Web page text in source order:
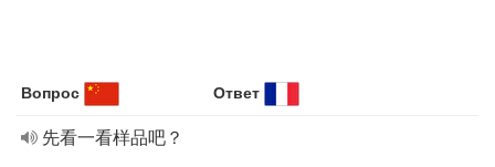
Вопрос Ответ
先看一看样品吧？